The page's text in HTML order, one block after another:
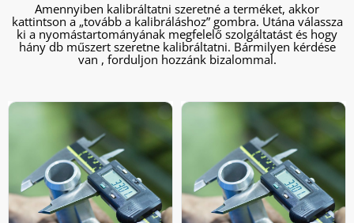
Amennyiben kalibráltatni szeretné a terméket, akkor
kattintson a „tovább a kalibráláshoz” gombra. Utána válassza
ki a nyomástartományának megfelelő szolgáltatást és hogy
hány db műszert szeretne kalibráltatni. Bármilyen kérdése
van , forduljon hozzánk bizalommal.